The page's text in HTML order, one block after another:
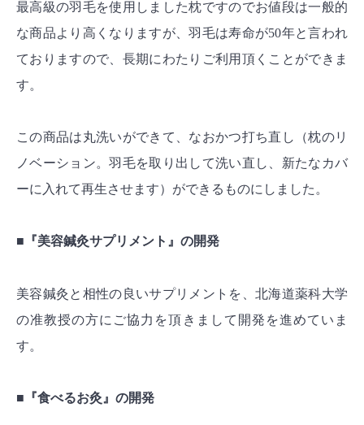
最高級の羽毛を使用しました枕ですのでお値段は一般的
な商品より高くなりますが、羽毛は寿命が50年と言われ
ておりますので、長期にわたりご利用頂くことができま
す。
この商品は丸洗いができて、なおかつ打ち直し（枕のリ
ノベーション。羽毛を取り出して洗い直し、新たなカバ
ーに入れて再生させます）ができるものにしました。
■『美容鍼灸サプリメント』の開発
美容鍼灸と相性の良いサプリメントを、北海道薬科大学
の准教授の方にご協力を頂きまして開発を進めていま
す。
■『食べるお灸』の開発